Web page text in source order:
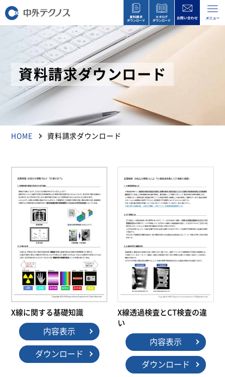
資料請求ダウンロード
HOME 資料請求ダウンロード
X線に関する基礎知識
内容表示
ダウンロード
X線透過検査とCT検査の違
い
内容表示
ダウンロード